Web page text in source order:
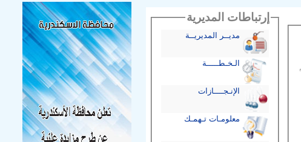
إرتباطات المديرية
مديــر المديريــة
الـخـطـــــة
الإنـجــــازات
معلومـات تـهمـك